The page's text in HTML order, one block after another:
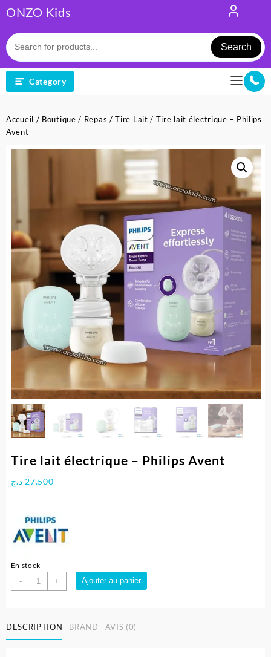
to
content
ONZO Kids
Search
Category
Accueil / Boutique / Repas /Tire Lait / Tire lait électrique – Philips
Avent
Tire lait électrique – Philips Avent
27.500 د.ج
En stock
-
quantité
de
électrique
-
+ Ajouter au panier
DESCRIPTION BRAND AVIS (0)